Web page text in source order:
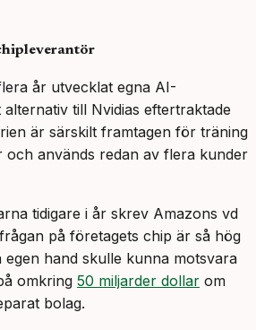
år utvecklat egna AI-
till Nvidias eftertraktade
är särskilt framtagen för träning
och används redan av flera kunder
tidigare i år skrev Amazons vd
på företagets chip är så hög
egen hand skulle kunna motsvara
omkring 50 miljarder dollar om
bolag.